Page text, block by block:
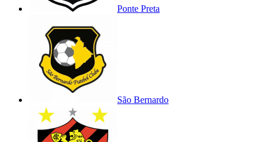
Ponte Preta
São Bernardo